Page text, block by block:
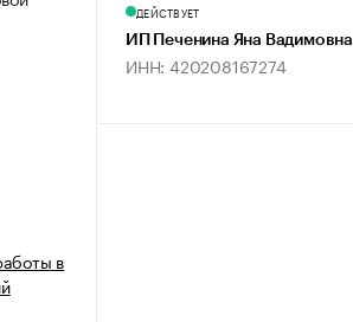
в
ДЕЙСТВУЕТ
ИП Печенина Яна Вадимовна
ИНН: 420208167274